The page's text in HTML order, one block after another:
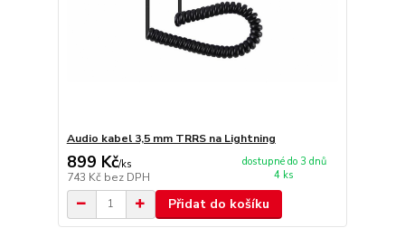
Audio kabel 3,5 mm TRRS na Lightning
899 Kč/ks
743 Kč bez DPH
dostupné do 3 dnů
4 ks
Přidat do košíku